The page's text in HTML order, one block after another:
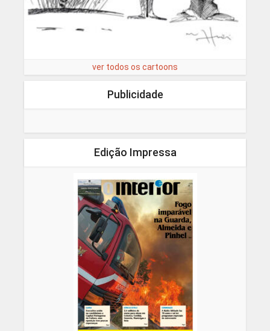
ver todos os cartoons
Publicidade
Edição Impressa